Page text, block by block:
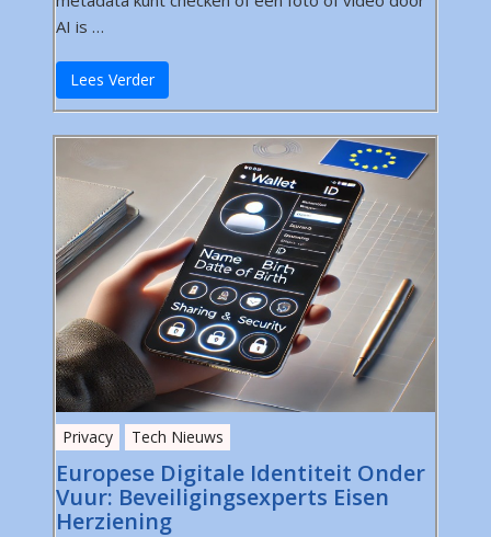
AI is …
Lees Verder
Privacy Tech Nieuws
Europese Digitale Identiteit Onder
Vuur: Beveiligingsexperts Eisen
Herziening